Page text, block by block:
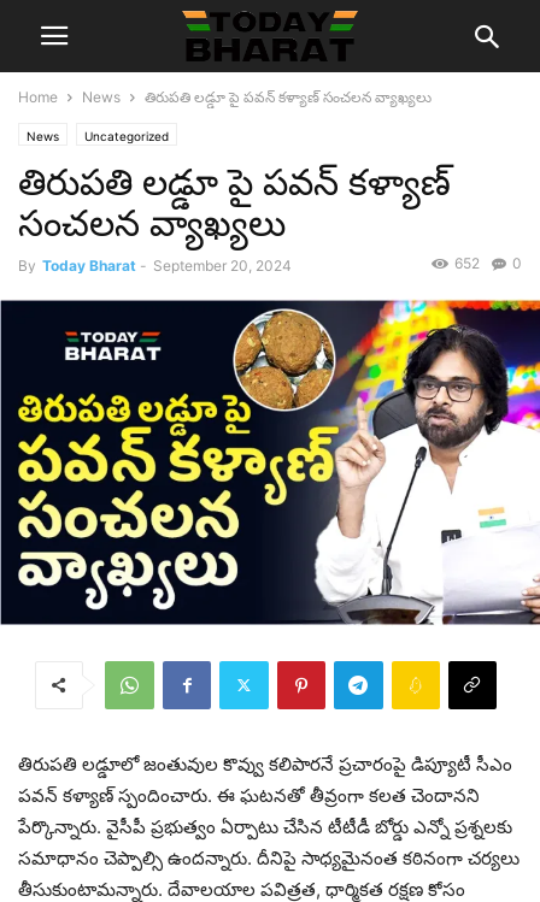
Home News తిరుపతి లడ్డూ పై పవన్ కళ్యాణ్ సంచలన వ్యాఖ్యలు
News Uncategorized
తిరుపతి లడ్డూ పై పవన్ కళ్యాణ్
సంచలన వ్యాఖ్యలు
By Today Bharat - September 20, 2024 0
652
తిరుపతి లడ్డూలో జంతువుల కొవ్వు కలిపారనే ప్రచారంపై డిప్యూటీ సీఎం
పవన్ కళ్యాణ్ స్పందించారు. ఈ ఘటనతో తీవ్రంగా కలత చెందానని
పేర్కొన్నారు. వైసీపీ ప్రభుత్వం ఏర్పాటు చేసిన టీటీడీ బోర్డు ఎన్నో ప్రశ్నలకు
సమాధానం చెప్పాల్సి ఉందన్నారు. దీనిపై సాధ్యమైనంత కఠినంగా చర్యలు
తీసుకుంటామన్నారు. దేవాలయాల పవిత్రత, ధార్మికత రక్షణ కోసం